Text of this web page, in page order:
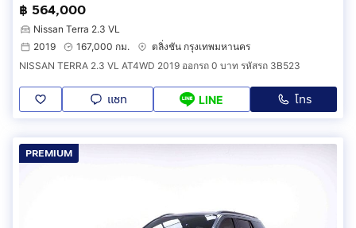
฿ 564,000
Nissan Terra 2.3 VL
2019
167,000 กม.
ตลิ่งชัน กรุงเทพมหานคร
NISSAN TERRA 2.3 VL AT4WD 2019 ออกรถ 0 บาท รหัสรถ 3B523
แชท LINE โทร
PREMIUM